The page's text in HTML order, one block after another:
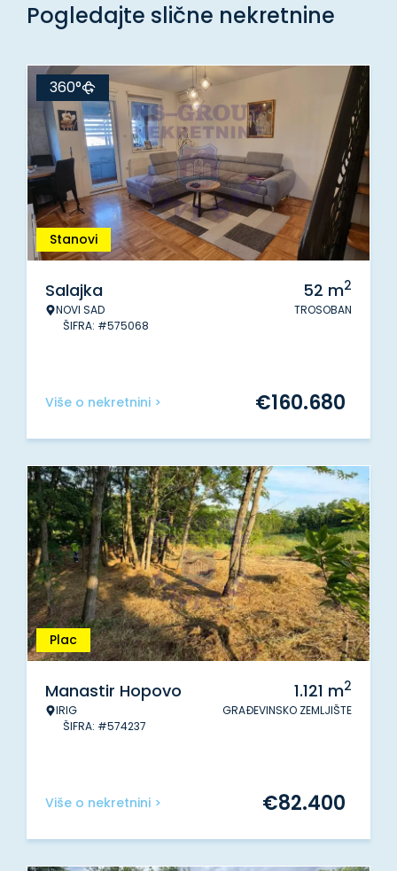
Pogledajte slične nekretnine
Stanovi
360°
Salajka
NOVI SAD
ŠIFRA: #575068
52 m2
TROSOBAN
Više o nekretnini > €160.680
Plac
Manastir Hopovo
IRIG
ŠIFRA: #574237
1.121 m2
GRAĐEVINSKO ZEMLJIŠTE
Više o nekretnini > €82.400